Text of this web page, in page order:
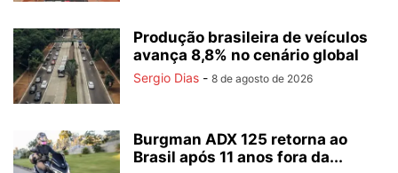
Produção brasileira de veículos
avança 8,8% no cenário global
Sergio Dias - 8 de agosto de 2026
Burgman ADX 125 retorna ao
Brasil após 11 anos fora da...